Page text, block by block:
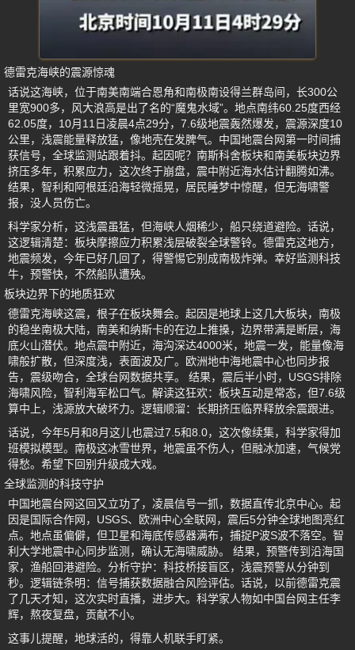
德雷克海峡的震源惊魂
话说这海峡，位于南美南端合恩角和南极南设得兰群岛间，长300公
里宽900多，风大浪高是出了名的“魔鬼水域”。地点南纬60.25度西经
62.05度，10月11日凌晨4点29分，7.6级地震轰然爆发，震源深度10
公里，浅震能量释放猛，像地壳在发脾气。中国地震台网第一时间捕
获信号，全球监测站跟着抖。起因呢？南斯科舍板块和南美板块边界
挤压多年，积累应力，这次终于崩盘，震中附近海水估计翻腾如沸。
结果，智利和阿根廷沿海轻微摇晃，居民睡梦中惊醒，但无海啸警
报，没人员伤亡。
科学家分析，这浅震虽猛，但海峡人烟稀少，船只绕道避险。话说，
这逻辑清楚：板块摩擦应力积累浅层破裂全球警铃。德雷克这地方，
地震频发，今年已好几回了，得警惕它别成南极炸弹。幸好监测科技
牛，预警快，不然船队遭殃。
板块边界下的地质狂欢
德雷克海峡这震，根子在板块舞会。起因是地球上这几大板块，南极
的稳坐南极大陆，南美和纳斯卡的在边上推搡，边界带满是断层，海
底火山潜伏。地点震中附近，海沟深达4000米，地震一发，能量像海
啸般扩散，但深度浅，表面波及广。欧洲地中海地震中心也同步报
告，震级吻合，全球台网数据共享。 结果，震后半小时，USGS排除
海啸风险，智利海军松口气。解读这狂欢：板块互动是常态，但7.6级
算中上，浅源放大破坏力。逻辑顺溜：长期挤压临界释放余震跟进。
话说，今年5月和8月这儿也震过7.5和8.0，这次像续集，科学家得加
班模拟模型。南极这冰雪世界，地震虽不伤人，但融冰加速，气候党
得愁。希望下回别升级成大戏。
全球监测的科技守护
中国地震台网这回又立功了，凌晨信号一抓，数据直传北京中心。起
因是国际合作网，USGS、欧洲中心全联网，震后5分钟全球地图亮红
点。地点虽偏僻，但卫星和海底传感器满布，捕捉P波S波不落空。智
利大学地震中心同步监测，确认无海啸威胁。 结果，预警传到沿海国
家，渔船回港避险。分析守护：科技桥接盲区，浅震预警从分钟到
秒。逻辑链条明：信号捕获数据融合风险评估。话说，以前德雷克震
了几天才知，这次实时直播，进步大。科学家人物如中国台网主任李
辉，熬夜复盘，贡献不小。
这事儿提醒，地球活的，得靠人机联手盯紧。